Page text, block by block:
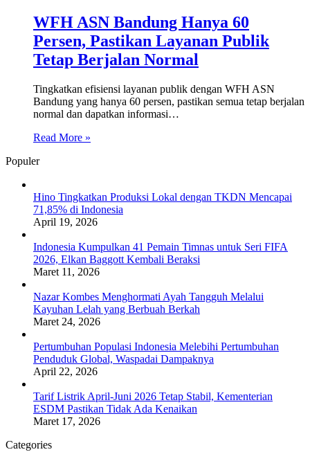
WFH ASN Bandung Hanya 60
Persen, Pastikan Layanan Publik
Tetap Berjalan Normal
Tingkatkan efisiensi layanan publik dengan WFH ASN
Bandung yang hanya 60 persen, pastikan semua tetap berjalan
normal dan dapatkan informasi…
Read More »
Populer
Hino Tingkatkan Produksi Lokal dengan TKDN Mencapai
71,85% di Indonesia
April 19, 2026
Indonesia Kumpulkan 41 Pemain Timnas untuk Seri FIFA
2026, Elkan Baggott Kembali Beraksi
Maret 11, 2026
Nazar Kombes Menghormati Ayah Tangguh Melalui
Kayuhan Lelah yang Berbuah Berkah
Maret 24, 2026
Pertumbuhan Populasi Indonesia Melebihi Pertumbuhan
Penduduk Global, Waspadai Dampaknya
April 22, 2026
Tarif Listrik April-Juni 2026 Tetap Stabil, Kementerian
ESDM Pastikan Tidak Ada Kenaikan
Maret 17, 2026
Categories